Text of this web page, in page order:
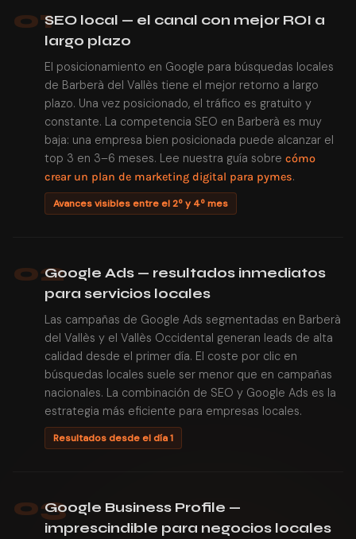
01SEO local — el canal con mejor ROI a
largo plazo
El posicionamiento en Google para búsquedas locales
de Barberà del Vallès tiene el mejor retorno a largo
plazo. Una vez posicionado, el tráfico es gratuito y
constante. La competencia SEO en Barberà es muy
baja: una empresa bien posicionada puede alcanzar el
top 3 en 3–6 meses. Lee nuestra guía sobre cómo
crear un plan de marketing digital para pymes.
Avances visibles entre el 2º y 4º mes
02Google Ads — resultados inmediatos
para servicios locales
Las campañas de Google Ads segmentadas en Barberà
del Vallès y el Vallès Occidental generan leads de alta
calidad desde el primer día. El coste por clic en
búsquedas locales suele ser menor que en campañas
nacionales. La combinación de SEO y Google Ads es la
estrategia más eficiente para empresas locales.
Resultados desde el día 1
03Google Business Profile —
imprescindible para negocios locales